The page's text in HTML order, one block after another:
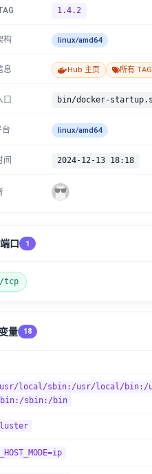
1.4.2
构 linux/amd64
息 Hub 主页 所有 TAG
口 bin/docker-
linux/amd64
间 2024-12-13 18:18
口 1
tcp
量 18
usr/local/sbin:/usr/local/bin:/
sbin:/bin